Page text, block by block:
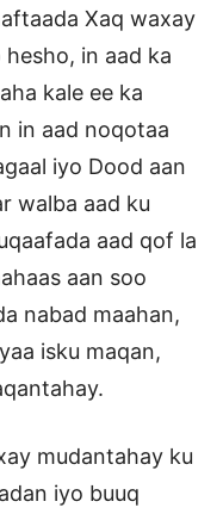
Xaq waxay
in aad ka
kale ee ka
in aad noqotaa
iyo Dood aan
walba aad ku
aad qof la
aan soo
nabad maahan,
isku maqan,
mudantahay ku
iyo buuq